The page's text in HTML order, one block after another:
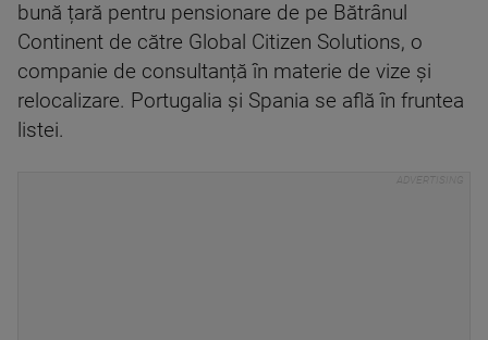
bună țară pentru pensionare de pe Bătrânul
Continent de către Global Citizen Solutions, o
companie de consultanță în materie de vize și
relocalizare. Portugalia și Spania se află în fruntea
listei.